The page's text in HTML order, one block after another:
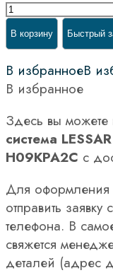
В корзину Быстрый
В избранноеВ
В избранное
Здесь вы можете
система
H09KPA2C с
Для оформления
отправить
телефона. В
свяжется
деталей (адрес